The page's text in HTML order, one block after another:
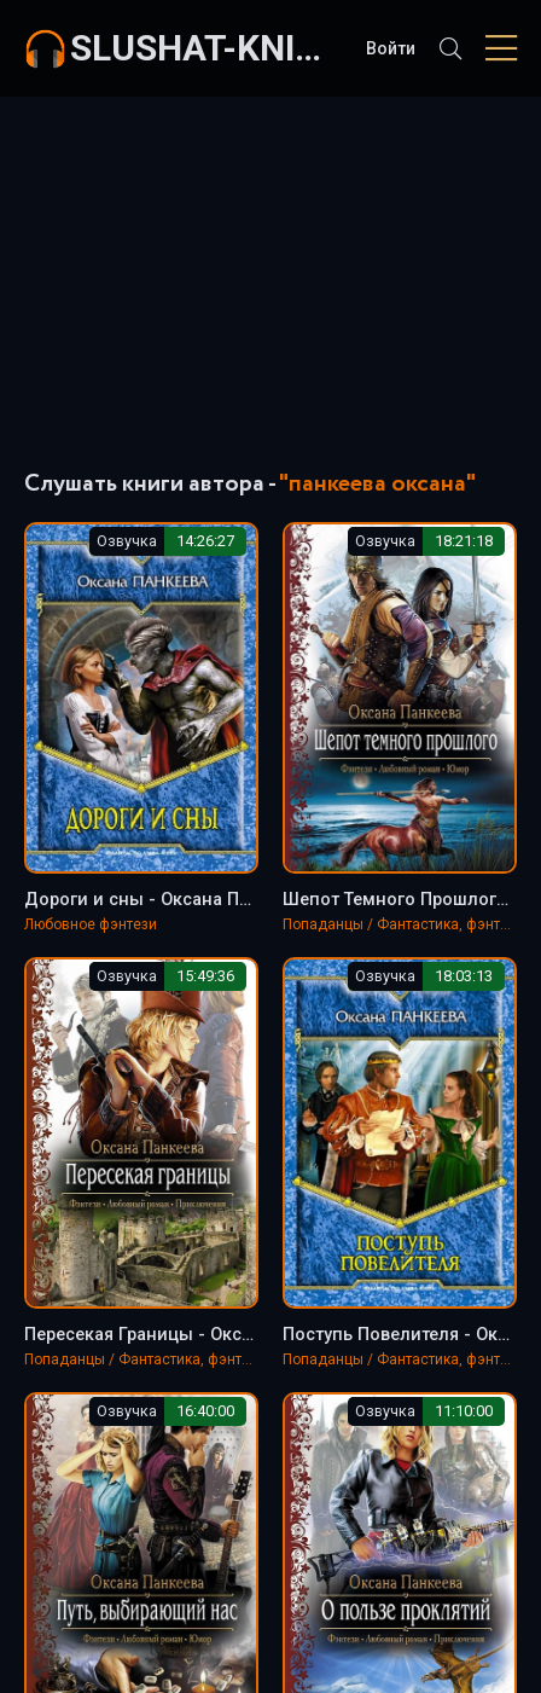
SLUSHAT-KNIGI.COM Войти
Слушать книги автора -"панкеева оксана"
Озвучка 14:26:27
Дороги и сны - Оксана Панкеева
Любовное фэнтези
Озвучка 18:21:18
Шепот Темного Прошлого - Оксана Панкеева
Попаданцы / Фантастика, фэнтези
Озвучка 15:49:36
Пересекая Границы - Оксана Панкеева
Попаданцы / Фантастика, фэнтези
Озвучка 18:03:13
Поступь Повелителя - Оксана Панкеева
Попаданцы / Фантастика, фэнтези
Озвучка 16:40:00 Озвучка 11:10:00